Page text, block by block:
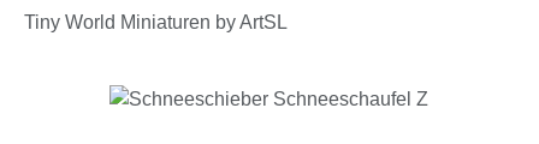
Tiny World Miniaturen by ArtSL
Bildergalerie überspringen